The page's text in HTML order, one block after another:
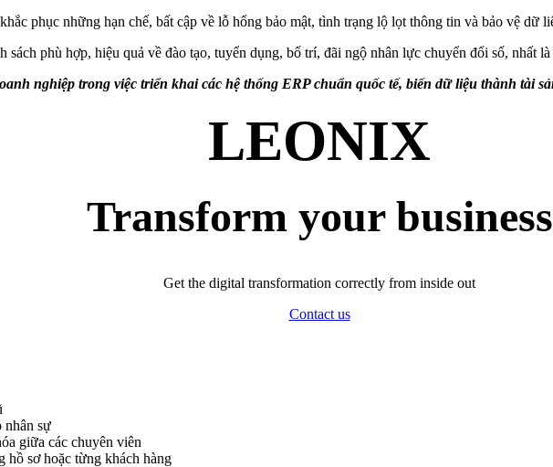
phục những hạn chế, bất cập về lỗ hổng bảo mật, tình trạng lộ lọt thông tin và bảo vệ dữ
phù hợp, hiệu quả về đào tạo, tuyển dụng, bố trí, đãi ngộ nhân lực chuyển đổi số, nhất
nghiệp trong việc triển khai các hệ thống ERP chuẩn quốc tế, biến dữ liệu thành tài
LEONIX
Transform your business
Get the digital transformation correctly from inside out
Contact us
nhân sự
giữa các chuyên viên
hồ sơ hoặc từng khách hàng